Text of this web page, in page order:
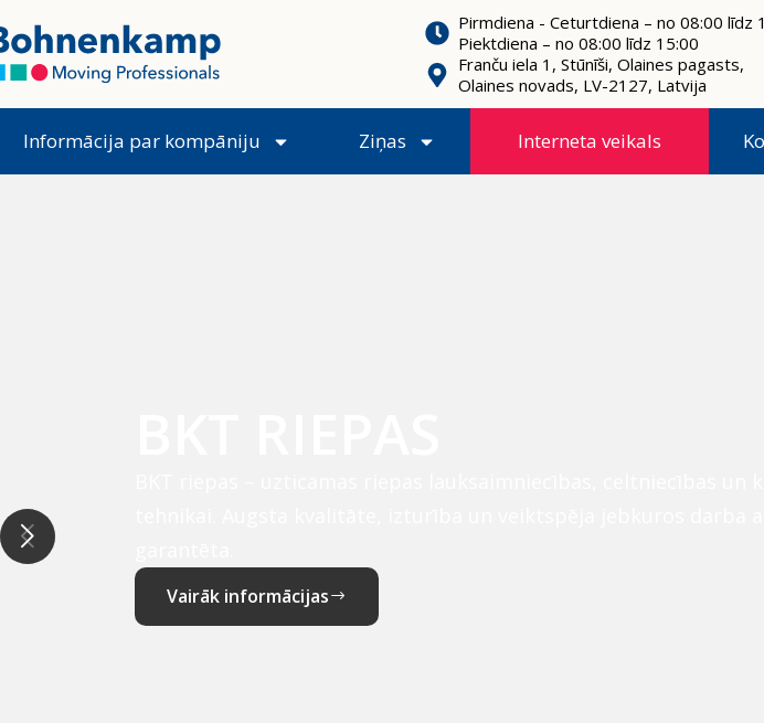
Pirmdiena - Ceturtdiena – no 08:00 līdz
Piektdiena – no 08:00 līdz 15:00
Franču iela 1, Stūnīši, Olaines pagasts,
Olaines novads, LV-2127, Latvija
Informācija par kompāniju Ziņas Interneta veikals
Vairāk informācijas